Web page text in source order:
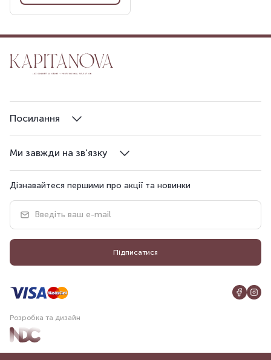
Ми завжди на зв'язку
Посилання
Дізнавайтеся першими про акції та новинки
Підписатися
Розробка та дизайн